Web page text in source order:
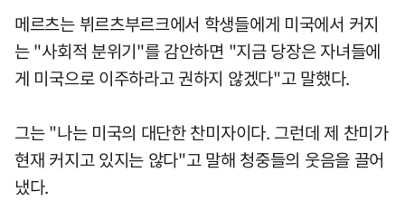
메르츠는 뷔르츠부르크에서 학생들에게 미국에서 커지
는 "사회적 분위기"를 감안하면 "지금 당장은 자녀들에
게 미국으로 이주하라고 권하지 않겠다"고 말했다.
그는 "나는 미국의 대단한 찬미자이다. 그런데 제 찬미가
현재 커지고 있지는 않다"고 말해 청중들의 웃음을 끌어
냈다.